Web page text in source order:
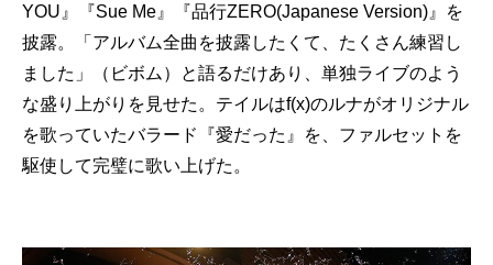
YOU』『Sue Me』『品行ZERO(Japanese Version)』を
披露。「アルバム全曲を披露したくて、たくさん練習し
ました」（ビボム）と語るだけあり、単独ライブのよう
な盛り上がりを見せた。テイルはf(x)のルナがオリジナル
を歌っていたバラード『愛だった』を、ファルセットを
駆使して完璧に歌い上げた。